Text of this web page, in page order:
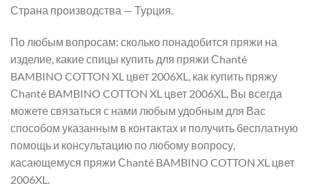
Страна производства — Турция.
По любым вопросам: сколько понадобится пряжи на
изделие, какие спицы купить для пряжи Сhanté
BAMBINO COTTON XL цвет 2006XL, как купить пряжу
Сhanté BAMBINO COTTON XL цвет 2006XL, Вы всегда
можете связаться с нами любым удобным для Вас
способом указанным в контактах и получить бесплатную
помощь и консультацию по любому вопросу,
касающемуся пряжи Сhanté BAMBINO COTTON XL цвет
2006XL.